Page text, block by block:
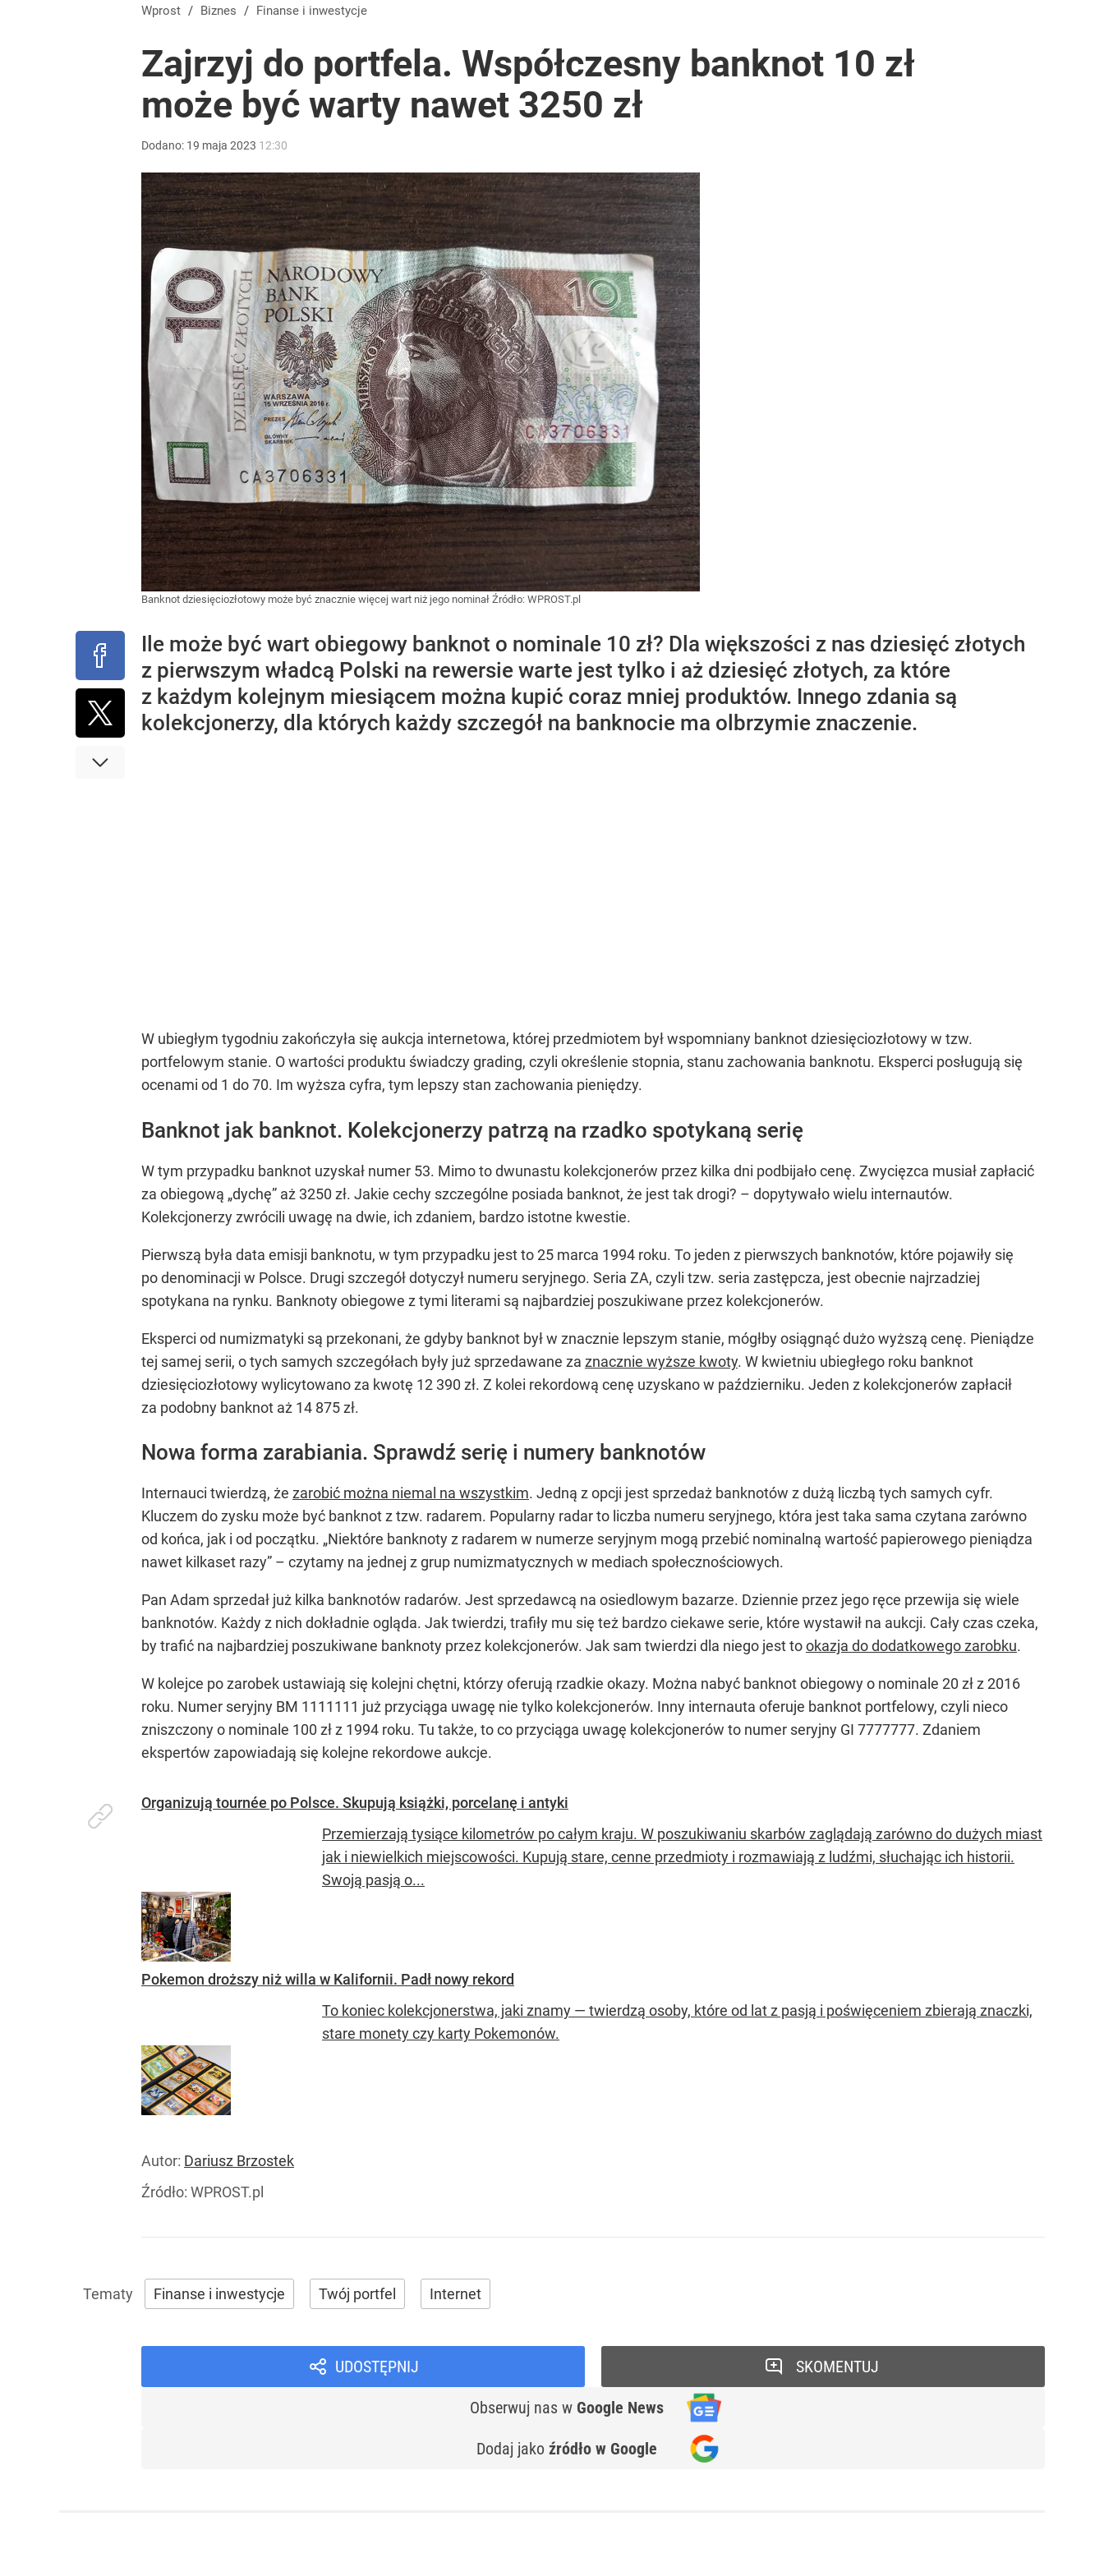
Wprost / Biznes / Finanse i inwestycje
Zajrzyj do portfela. Współczesny banknot 10 zł
może być warty nawet 3250 zł
Dodano: 19 maja 2023 12:30
Banknot dziesięciozłotowy może być znacznie więcej wart niż jego nominał Źródło: WPROST.pl
Ile może być wart obiegowy banknot o nominale 10 zł? Dla większości z nas dziesięć złotych
z pierwszym władcą Polski na rewersie warte jest tylko i aż dziesięć złotych, za które
z każdym kolejnym miesiącem można kupić coraz mniej produktów. Innego zdania są
kolekcjonerzy, dla których każdy szczegół na banknocie ma olbrzymie znaczenie.
W ubiegłym tygodniu zakończyła się aukcja internetowa, której przedmiotem był wspomniany banknot dziesięciozłotowy w tzw.
portfelowym stanie. O wartości produktu świadczy grading, czyli określenie stopnia, stanu zachowania banknotu. Eksperci posługują się
ocenami od 1 do 70. Im wyższa cyfra, tym lepszy stan zachowania pieniędzy.
Banknot jak banknot. Kolekcjonerzy patrzą na rzadko spotykaną serię
W tym przypadku banknot uzyskał numer 53. Mimo to dwunastu kolekcjonerów przez kilka dni podbijało cenę. Zwycięzca musiał zapłacić
za obiegową „dychę” aż 3250 zł. Jakie cechy szczególne posiada banknot, że jest tak drogi? – dopytywało wielu internautów.
Kolekcjonerzy zwrócili uwagę na dwie, ich zdaniem, bardzo istotne kwestie.
Pierwszą była data emisji banknotu, w tym przypadku jest to 25 marca 1994 roku. To jeden z pierwszych banknotów, które pojawiły się
po denominacji w Polsce. Drugi szczegół dotyczył numeru seryjnego. Seria ZA, czyli tzw. seria zastępcza, jest obecnie najrzadziej
spotykana na rynku. Banknoty obiegowe z tymi literami są najbardziej poszukiwane przez kolekcjonerów.
Eksperci od numizmatyki są przekonani, że gdyby banknot był w znacznie lepszym stanie, mógłby osiągnąć dużo wyższą cenę. Pieniądze
tej samej serii, o tych samych szczegółach były już sprzedawane za znacznie wyższe kwoty. W kwietniu ubiegłego roku banknot
dziesięciozłotowy wylicytowano za kwotę 12 390 zł. Z kolei rekordową cenę uzyskano w październiku. Jeden z kolekcjonerów zapłacił
za podobny banknot aż 14 875 zł.
Nowa forma zarabiania. Sprawdź serię i numery banknotów
Internauci twierdzą, że zarobić można niemal na wszystkim. Jedną z opcji jest sprzedaż banknotów z dużą liczbą tych samych cyfr.
Kluczem do zysku może być banknot z tzw. radarem. Popularny radar to liczba numeru seryjnego, która jest taka sama czytana zarówno
od końca, jak i od początku. „Niektóre banknoty z radarem w numerze seryjnym mogą przebić nominalną wartość papierowego pieniądza
nawet kilkaset razy” – czytamy na jednej z grup numizmatycznych w mediach społecznościowych.
Pan Adam sprzedał już kilka banknotów radarów. Jest sprzedawcą na osiedlowym bazarze. Dziennie przez jego ręce przewija się wiele
banknotów. Każdy z nich dokładnie ogląda. Jak twierdzi, trafiły mu się też bardzo ciekawe serie, które wystawił na aukcji. Cały czas czeka,
by trafić na najbardziej poszukiwane banknoty przez kolekcjonerów. Jak sam twierdzi dla niego jest tookazja do dodatkowego zarobku.
W kolejce po zarobek ustawiają się kolejni chętni, którzy oferują rzadkie okazy. Można nabyć banknot obiegowy o nominale 20 zł z 2016
roku. Numer seryjny BM 1111111 już przyciąga uwagę nie tylko kolekcjonerów. Inny internauta oferuje banknot portfelowy, czyli nieco
zniszczony o nominale 100 zł z 1994 roku. Tu także, to co przyciąga uwagę kolekcjonerów to numer seryjny GI 7777777. Zdaniem
ekspertów zapowiadają się kolejne rekordowe aukcje.
Organizują tournée po Polsce. Skupują książki, porcelanę i antyki
Przemierzają tysiące kilometrów po całym kraju. W poszukiwaniu skarbów zaglądają zarówno do dużych miast
jak i niewielkich miejscowości. Kupują stare, cenne przedmioty i rozmawiają z ludźmi, słuchając ich historii.
Swoją pasją o...
Pokemon droższy niż willa w Kalifornii. Padł nowy rekord
To koniec kolekcjonerstwa, jaki znamy — twierdzą osoby, które od lat z pasją i poświęceniem zbierają znaczki,
stare monety czy karty Pokemonów.
Autor: Dariusz Brzostek
Źródło: WPROST.pl
Finanse i inwestycje Twój portfel Internet
UDOSTĘPNIJ
Obserwuj nas w Google News
Dodaj jako źródło w Google
SKOMENTUJ